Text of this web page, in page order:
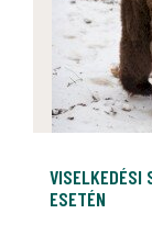
VISELKEDÉSI
ESETÉN